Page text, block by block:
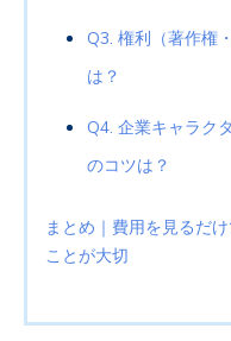
Q3. 権利（著作権
は？
Q4. 企業キャラク
のコツは？
まとめ｜費用を見るだ
ことが大切